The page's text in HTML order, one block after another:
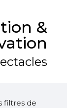
&
filtres de